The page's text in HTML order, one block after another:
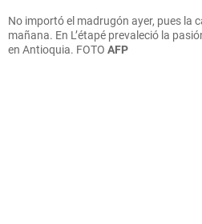
No importó el madrugón ayer, pues la
mañana. En L’étapé prevaleció la
en Antioquia. FOTO AFP